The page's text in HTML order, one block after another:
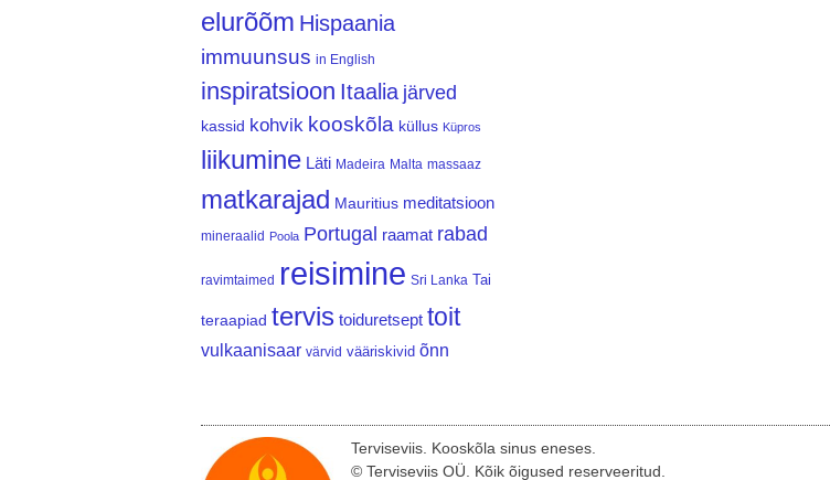
elurõõm Hispaania
immuunsus in English
inspiratsioon Itaalia järved
kassid kohvik kooskõla küllus Küpros
liikumine Läti Madeira Malta massaaz
matkarajad Mauritius meditatsioon
mineraalid Poola Portugal raamat rabad
ravimtaimed reisimine Sri Lanka Tai
teraapiad tervis toiduretsept toit
vulkaanisaar värvid vääriskivid õnn
Terviseviis. Kooskõla sinus eneses.
© Terviseviis OÜ. Kõik õigused reserveeritud.